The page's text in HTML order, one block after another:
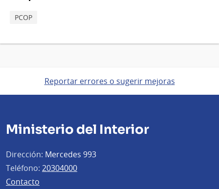
PCOP
Reportar errores o sugerir mejoras
Ministerio del Interior
Dirección: Mercedes 993
Teléfono: 20304000
Contacto